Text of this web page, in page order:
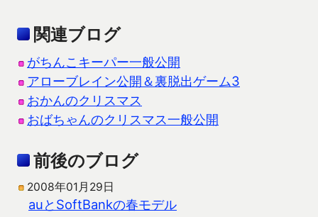
関連ブログ
がちんこキーパー一般公開
アローブレイン公開＆裏脱出ゲーム3
おかんのクリスマス
おばちゃんのクリスマス一般公開
前後のブログ
2008年01月29日
auとSoftBankの春モデル